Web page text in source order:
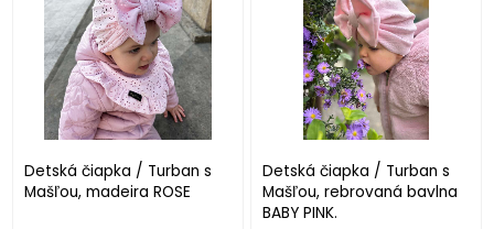
Detská čiapka / Turban s
Mašľou, madeira ROSE
Detská čiapka / Turban s
Mašľou, rebrovaná bavlna
BABY PINK.